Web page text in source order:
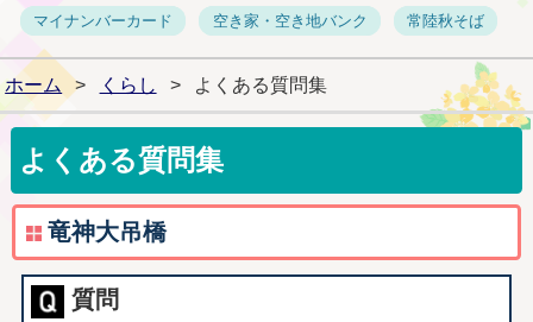
マイナンバーカード 空き家・空き地バンク 常陸秋そば
ホーム > くらし > よくある質問集
よくある質問集
竜神大吊橋
質問